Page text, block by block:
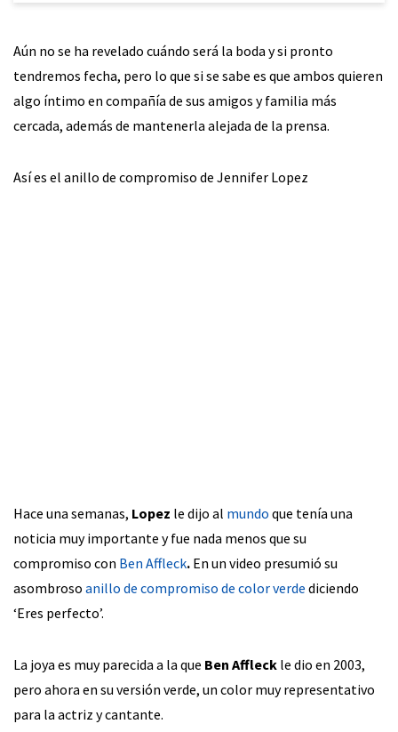
Aún no se ha revelado cuándo será la boda y si pronto
tendremos fecha, pero lo que si se sabe es que ambos quieren
algo íntimo en compañía de sus amigos y familia más
cercada, además de mantenerla alejada de la prensa.
Así es el anillo de compromiso de Jennifer Lopez
Hace una semanas, Lopez le dijo al mundo que tenía una
noticia muy importante y fue nada menos que su
compromiso con Ben Affleck. En un video presumió su
asombroso anillo de compromiso de color verde diciendo
‘Eres perfecto’.
La joya es muy parecida a la que Ben Affleck le dio en 2003,
pero ahora en su versión verde, un color muy representativo
para la actriz y cantante.